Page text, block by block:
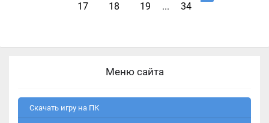
17
18 19 ... 34
Меню сайта
Скачать игру на ПК